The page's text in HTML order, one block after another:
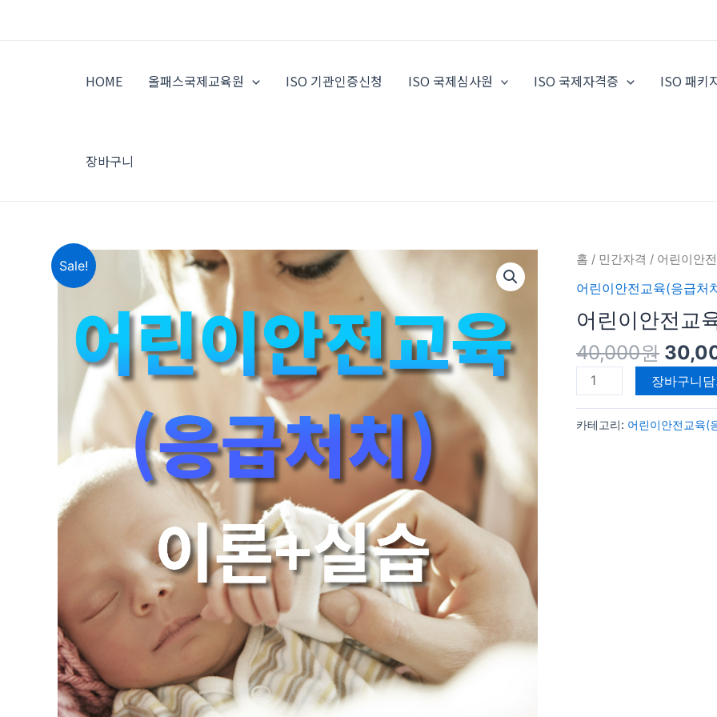
HOME 올패스국제교육원 ISO 기관인증신청 ISO 국제심사원 ISO 국제자격증 ISO 패키
장바구니
Sale! 홈 / 민간자격 / 어린이안
어린이안전교육(응급처
어린이안전교
40,000원
원
래
가
격:
원.
어
이
안
교
응
급
장바구니담
카테고리: 어린이안전교육(